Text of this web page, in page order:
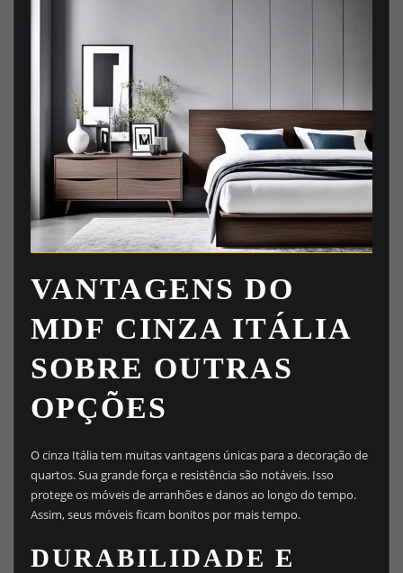
VANTAGENS DO
MDF CINZA ITÁLIA
SOBRE OUTRAS
OPÇÕES
O cinza Itália tem muitas vantagens únicas para a decoração de
quartos. Sua grande força e resistência são notáveis. Isso
protege os móveis de arranhões e danos ao longo do tempo.
Assim, seus móveis ficam bonitos por mais tempo.
DURABILIDADE E